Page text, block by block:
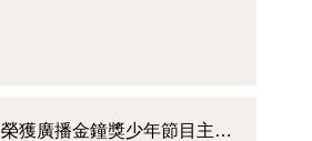
榮獲廣播金鐘獎少年節目主持人獎！國比系大一新生柳心詠同學訪談